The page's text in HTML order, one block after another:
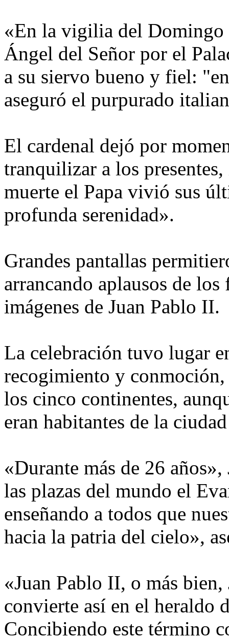
«En la vigilia del
Ángel del Señor por el
a su siervo bueno y fiel:
aseguró el purpurado
El cardenal dejó por
tranquilizar a los
muerte el Papa vivió sus
profunda serenidad».
Grandes pantallas
arrancando aplausos de
imágenes de Juan Pablo II.
La celebración tuvo lugar
recogimiento y
los cinco continentes,
eran habitantes de la
«Durante más de 26
las plazas del mundo el
enseñando a todos que
hacia la patria del cielo»,
«Juan Pablo II, o más
convierte así en el heraldo
Concibiendo este término